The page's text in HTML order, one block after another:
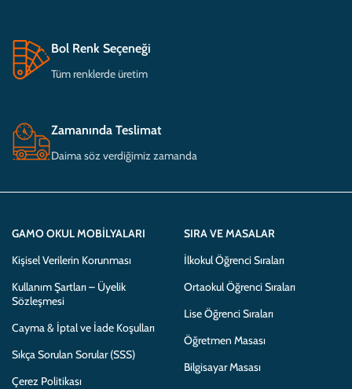
Bol Renk Seçeneği
Tüm renklerde üretim
Zamanında Teslimat
Daima söz verdiğimiz zamanda
GAMO OKUL MOBILYALARI
Kişisel Verilerin Korunması
Kullanım Şartları – Üyelik
Sözleşmesi
Cayma & İptal ve İade Koşulları
Sıkça Sorulan Sorular (SSS)
Çerez Politikası
SIRA VE MASALAR
İlkokul Öğrenci Sıraları
Ortaokul Öğrenci Sıraları
Lise Öğrenci Sıraları
Öğretmen Masası
Bilgisayar Masası